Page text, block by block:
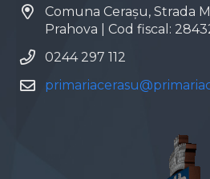
Comuna Cerașu, Strada
Prahova | Cod fiscal:
0244 297 112